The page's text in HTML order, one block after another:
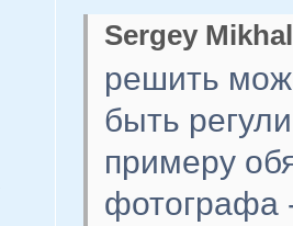
Sergey
решить
быть
примеру
фотографа